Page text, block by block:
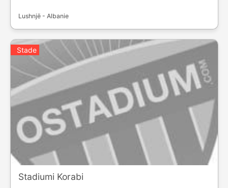
Lushnjë - Albanie
Stade
Stadiumi Korabi